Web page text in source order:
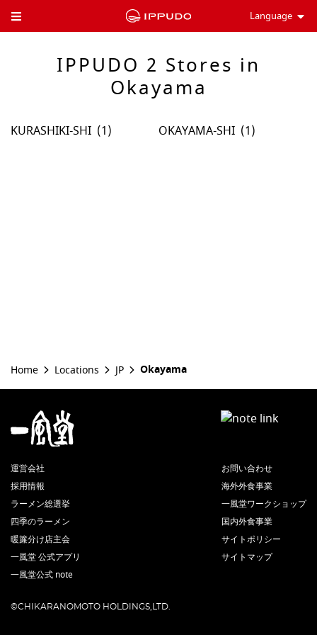
Toggle Header Menu Language
IPPUDO 2 Stores in
Okayama
KURASHIKI-SHI OKAYAMA-SHI
Home Locations JP Okayama
運営会社
採用情報
ラーメン総選挙
四季のラーメン
暖簾分け店主会
一風堂 公式アプリ
一風堂公式 note
お問い合わせ
海外外食事業
一風堂ワークショップ
国内外食事業
サイトポリシー
サイトマップ
©CHIKARANOMOTO HOLDINGS,LTD.